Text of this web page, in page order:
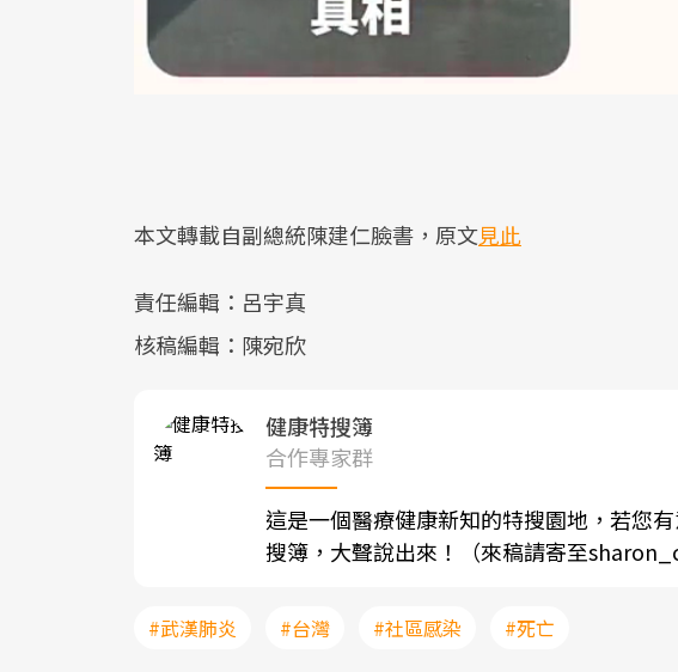
本文轉載自副總統陳建仁臉書，原文見此
責任編輯：呂宇真
核稿編輯：陳宛欣
健康特搜簿
合作專家群
這是一個醫療健康新知的特搜園地，若您
搜簿，大聲說出來！（來稿請寄至
#武漢肺炎 #台灣 #社區感染 #死亡